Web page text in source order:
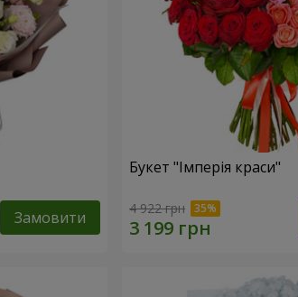
Замовити
Букет "Імперія краси"
4 922 грн